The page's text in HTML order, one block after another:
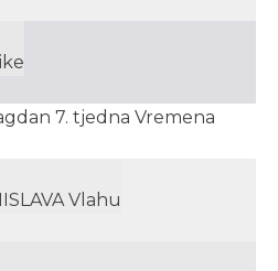
7. tjedna Vremena
Vlahu